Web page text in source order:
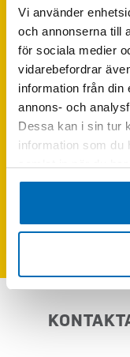
Vi använder
och annonserna till
för sociala medier
vidarebefordrar
information från din
annons- och
Dessa kan i sin tur
information som du
Skriv följande siffror i
Skicka förfrågan